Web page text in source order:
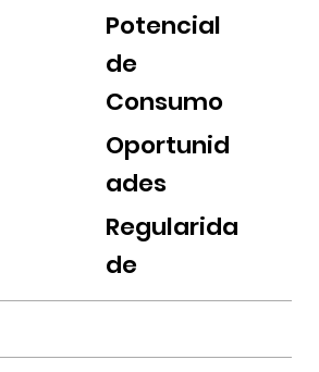
Potencial
de
Consumo
Oportunid
ades
Regularida
de